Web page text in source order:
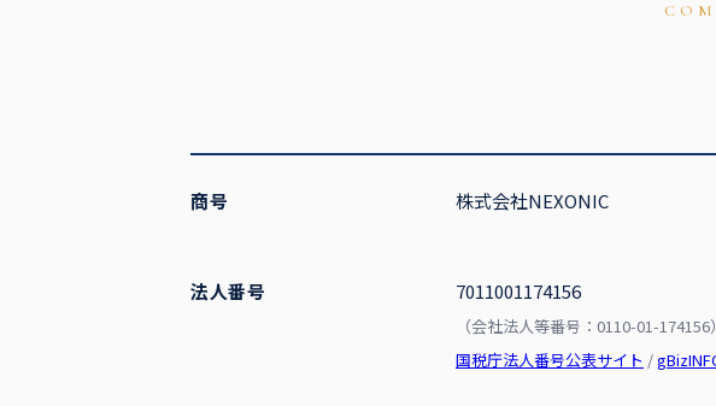
商号 株式会社NEXONIC
法人番号 7011001174156
（会社法人等番号：0110-01-174156）
国税庁法人番号公表サイト /